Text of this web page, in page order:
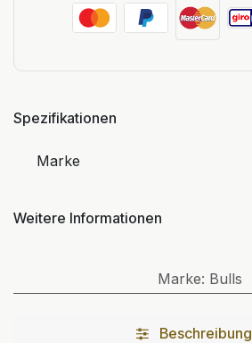
Spezifikationen
Marke
Weitere Informationen
Marke: Bulls
Beschreibung